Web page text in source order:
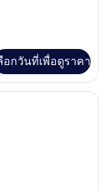
อกวันที่เพื่อดูราคา